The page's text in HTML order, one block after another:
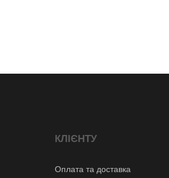
КЛІЄНТУ
Оплата та доставка